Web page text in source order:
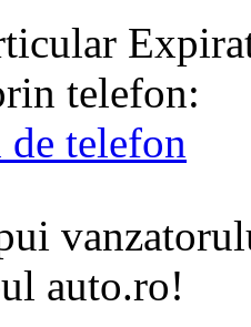
telefon:
de telefon
auto.ro!